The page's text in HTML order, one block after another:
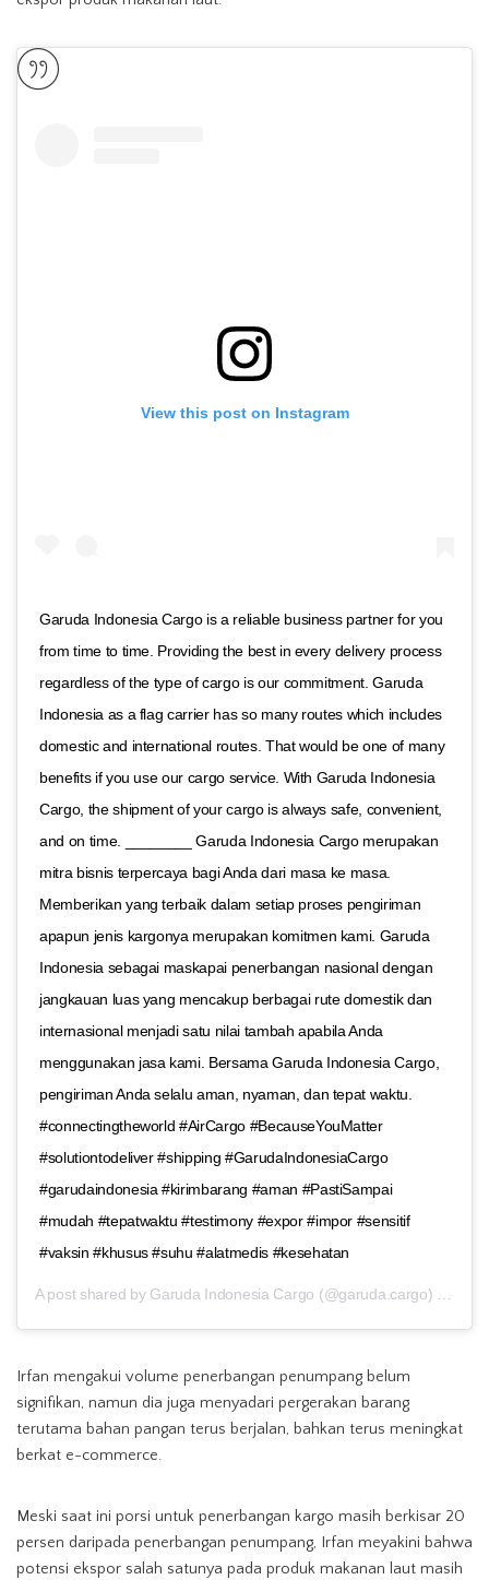
View this post on Instagram
Garuda Indonesia Cargo is a reliable business partner for you
from time to time. Providing the best in every delivery process
regardless of the type of cargo is our commitment. Garuda
Indonesia as a flag carrier has so many routes which includes
domestic and international routes. That would be one of many
benefits if you use our cargo service. With Garuda Indonesia
Cargo, the shipment of your cargo is always safe, convenient,
and on time. ________ Garuda Indonesia Cargo merupakan
mitra bisnis terpercaya bagi Anda dari masa ke masa.
Memberikan yang terbaik dalam setiap proses pengiriman
apapun jenis kargonya merupakan komitmen kami. Garuda
Indonesia sebagai maskapai penerbangan nasional dengan
jangkauan luas yang mencakup berbagai rute domestik dan
internasional menjadi satu nilai tambah apabila Anda
menggunakan jasa kami. Bersama Garuda Indonesia Cargo,
pengiriman Anda selalu aman, nyaman, dan tepat waktu.
#connectingtheworld #AirCargo #BecauseYouMatter
#solutiontodeliver #shipping #GarudaIndonesiaCargo
#garudaindonesia #kirimbarang #aman #PastiSampai
#mudah #tepatwaktu #testimony #expor #impor #sensitif
#vaksin #khusus #suhu #alatmedis #kesehatan
A post shared by Garuda Indonesia Cargo (@garuda.cargo) on
Irfan mengakui volume penerbangan penumpang belum
signifikan, namun dia juga menyadari pergerakan barang
terutama bahan pangan terus berjalan, bahkan terus meningkat
berkat e-commerce.
Meski saat ini porsi untuk penerbangan kargo masih berkisar 20
persen daripada penerbangan penumpang, Irfan meyakini bahwa
potensi ekspor salah satunya pada produk makanan laut masih